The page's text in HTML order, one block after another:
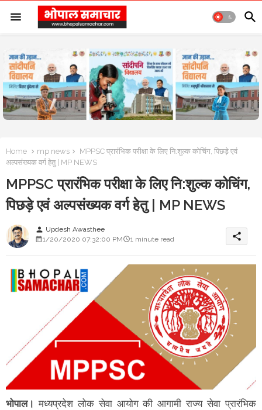
Home mp news
MPPSC प्रारंभिक परीक्षा के लिए नि:शुल्क कोचिंग, पिछड़े एवं
अल्पसंख्यक वर्ग हेतु | MP NEWS
MPPSC प्रारंभिक परीक्षा के लिए नि:शुल्क कोचिंग,
पिछड़े एवं अल्पसंख्यक वर्ग हेतु | MP NEWS
person Updesh Awasthee
1/20/2020 07:32:00 PM
1 minute read share
भोपाल। मध्यप्रदेश लोक सेवा आयोग की आगामी राज्य सेवा प्रारंभिक